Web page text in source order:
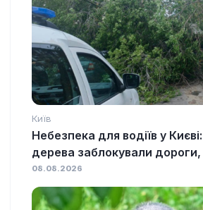
Київ
Небезпека для водіїв у
дерева заблокували
08.08.2026